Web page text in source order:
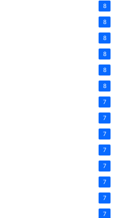
8
8
8
8
8
8
7
7
7
7
7
7
7
7